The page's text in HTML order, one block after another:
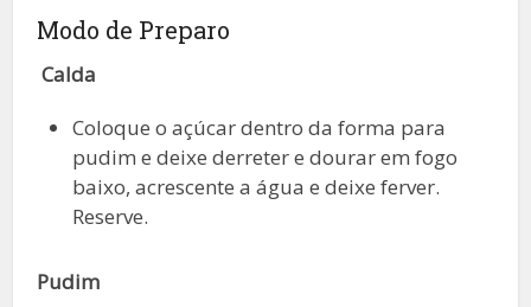
Modo de Preparo
Calda
Coloque o açúcar dentro da forma para
pudim e deixe derreter e dourar em fogo
baixo, acrescente a água e deixe ferver.
Reserve.
Pudim